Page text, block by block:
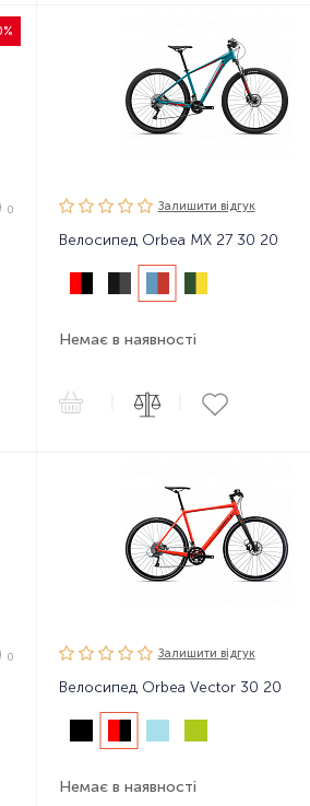
0 Залишити вiдгук
Велосипед Orbea MX 27 30 20
Немає в наявності
0 Залишити вiдгук
Велосипед Orbea Vector 30 20
Немає в наявності